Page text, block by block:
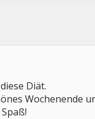
Diät.
Wochenende